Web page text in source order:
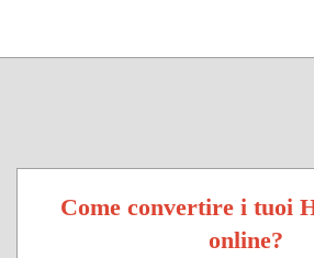
Come convertire i tuoi
online?